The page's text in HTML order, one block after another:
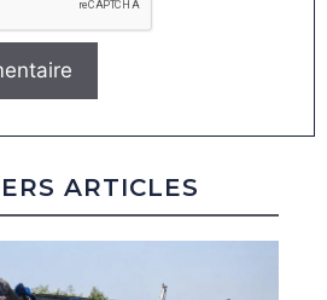
ARTICLES